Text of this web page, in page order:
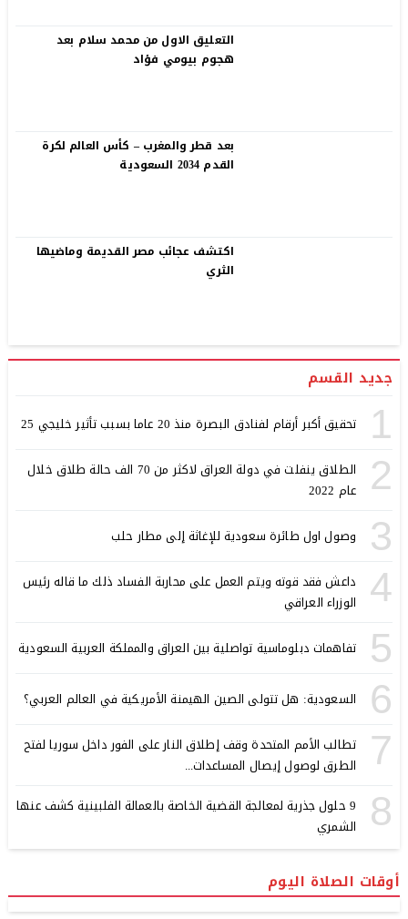
التعليق الاول من محمد سلام بعد
هجوم بيومي فؤاد
بعد قطر والمغرب – كأس العالم لكرة
القدم 2034 السعودية
اكتشف عجائب مصر القديمة وماضيها
الثري
جديد القسم
1 تحقيق أكبر أرقام لفنادق البصرة منذ 20 عاما بسبب تأثير خليجي 25
2
الطلاق ينفلت في دولة العراق لاكثر من 70 الف حالة طلاق خلال
عام 2022
3 وصول اول طائرة سعودية للإغاثة إلى مطار حلب
4
داعش فقد قوته ويتم العمل على محاربة الفساد ذلك ما قاله رئيس
الوزراء العراقي
5 تفاهمات دبلوماسية تواصلية بين العراق والمملكة العربية السعودية
6 السعودية: هل تتولى الصين الهيمنة الأمريكية في العالم العربي؟
7
تطالب الأمم المتحدة وقف إطلاق النار على الفور داخل سوريا لفتح
الطرق لوصول إيصال المساعدات...
8
9 حلول جذرية لمعالجة القضية الخاصة بالعمالة الفلبينية كشف عنها
الشمري
أوقات الصلاة اليوم